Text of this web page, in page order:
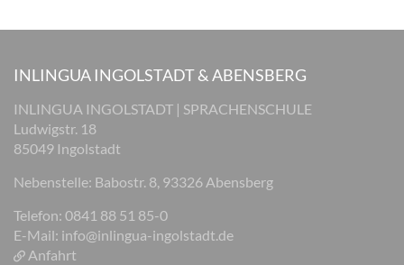
INLINGUA INGOLSTADT & ABENSBERG
INLINGUA INGOLSTADT | SPRACHENSCHULE
Ludwigstr. 18
85049 Ingolstadt
Nebenstelle: Babostr. 8, 93326 Abensberg
Telefon: 0841 88 51 85-0
E-Mail: info@inlingua-ingolstadt.de
Anfahrt